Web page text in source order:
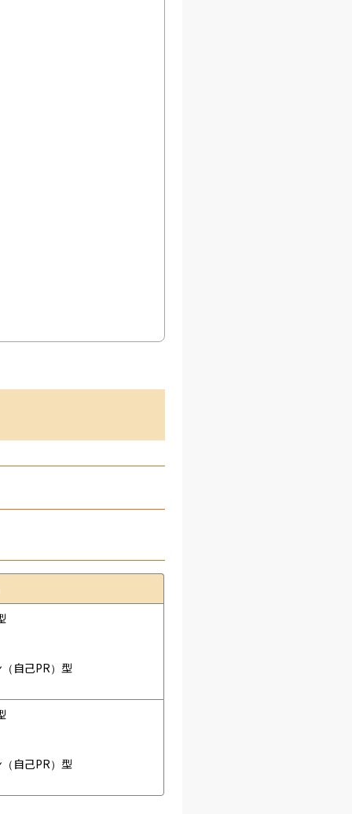
自己PR）型
自己PR）型